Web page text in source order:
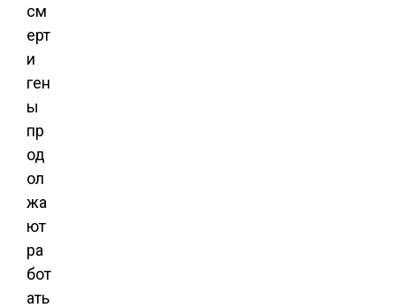
см
ерт
и
ген
ы
пр
од
ол
жа
ют
ра
бот
ать